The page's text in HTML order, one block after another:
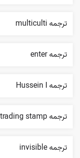
ترجمه multiculti
ترجمه enter
ترجمه Hussein I
ترجمه trading stamp
ترجمه invisible